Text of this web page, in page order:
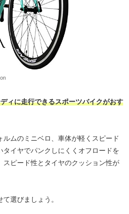
ィに走行できるスポーツバイクがおす
ルムのミニベロ、車体が軽くスピード
イヤでパンクしにくくオフロードを
スピード性とタイヤのクッション性が
選びましょう。